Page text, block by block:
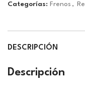
Categorías: Frenos ,
DESCRIPCIÓN
Descripción